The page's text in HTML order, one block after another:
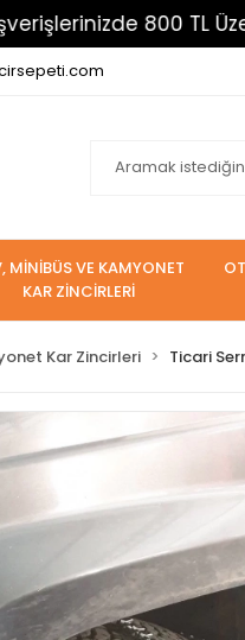
800 TL Üzeri
MİNİBÜS VE KAMYONET
KAR ZİNCİRLERİ
Kar Zincirleri Ticari